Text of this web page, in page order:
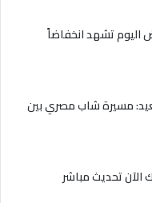
اليوم تشهد انخفاضاً
مسيرة شاب مصري بين
الآن تحديث مباشر